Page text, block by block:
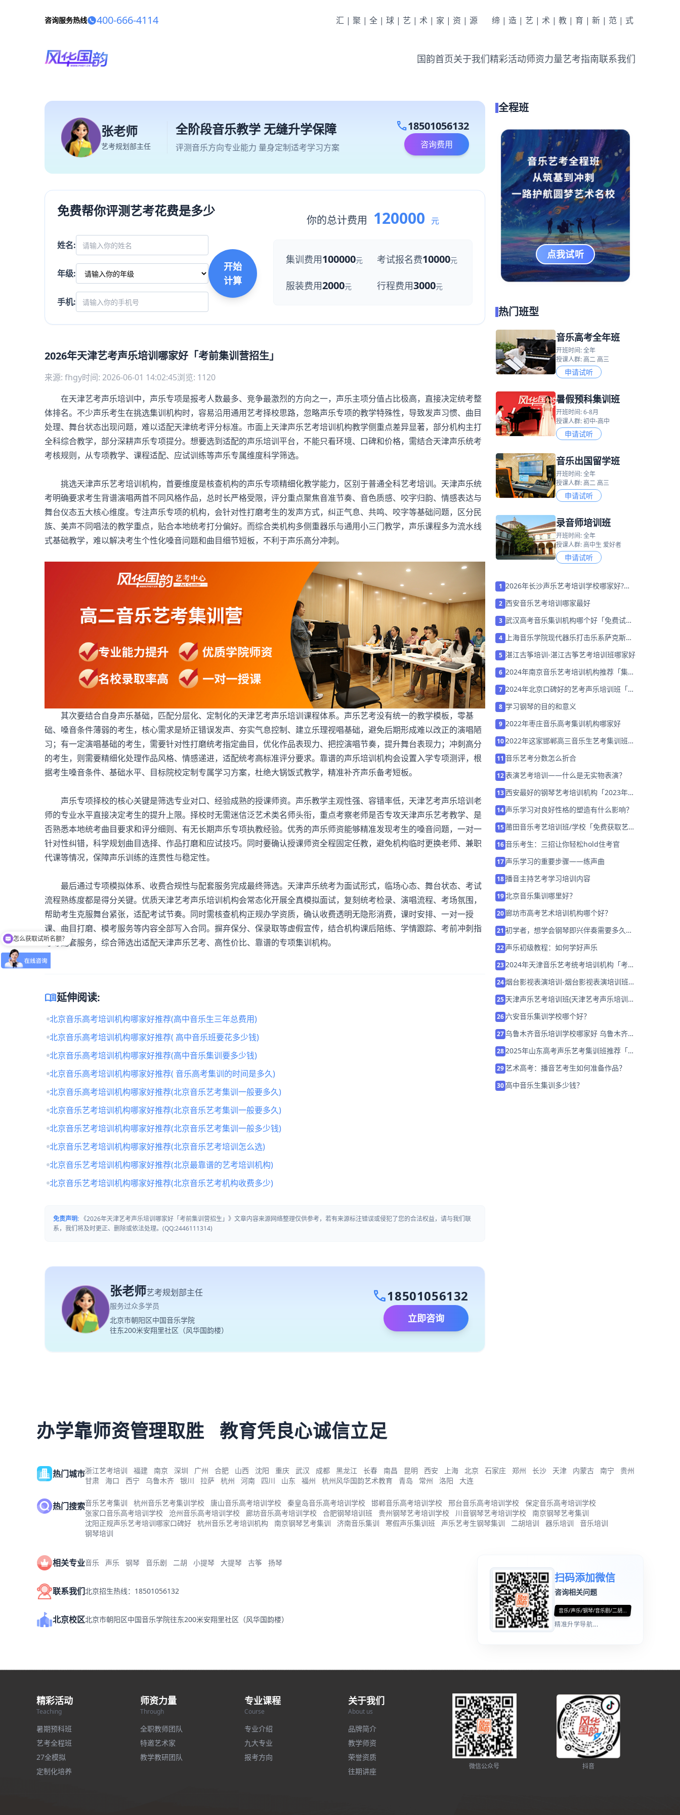
咨询服务热线 400-666-4114 汇|聚|全|球|艺|术|家|资|源 缔|造|艺|术|教|育|新|范|式
国韵首页关于我们精彩活动师资力量艺考指南联系我们
张老师
艺考规划部主任
全阶段音乐教学 无缝升学保障
评测音乐方向专业能力 量身定制适考学习方案
call18501056132
咨询费用
免费帮你评测艺考花费是多少
姓名:
年级:
手机:
开始
计算
你的总计费用 120000 元
集训费用100000元 考试报名费10000元
服装费用2000元 行程费用3000元
2026年天津艺考声乐培训哪家好「考前集训营招生」
来源: fhgy时间: 2026-06-01 14:02:45浏览: 1120
在天津艺考声乐培训中，声乐专项是报考人数最多、竞争最激烈的方向之一，声乐主项分值占比极高，直接决定统考整
体排名。不少声乐考生在挑选集训机构时，容易沿用通用艺考择校思路，忽略声乐专项的教学特殊性，导致发声习惯、曲目
处理、舞台状态出现问题，难以适配天津统考评分标准。市面上天津声乐艺考培训机构教学侧重点差异显著，部分机构主打
全科综合教学，部分深耕声乐专项提分。想要选到适配的声乐培训平台，不能只看环境、口碑和价格，需结合天津声乐统考
考核规则，从专项教学、课程适配、应试训练等声乐专属维度科学筛选。
挑选天津声乐艺考培训机构，首要维度是核查机构的声乐专项精细化教学能力，区别于普通全科艺考培训。天津声乐统
考明确要求考生背谱演唱两首不同风格作品，总时长严格受限，评分重点聚焦音准节奏、音色质感、咬字归韵、情感表达与
舞台仪态五大核心维度。专注声乐专项的机构，会针对性打磨考生的发声方式，纠正气息、共鸣、咬字等基础问题，区分民
族、美声不同唱法的教学重点，贴合本地统考打分偏好。而综合类机构多侧重器乐与通用小三门教学，声乐课程多为流水线
式基础教学，难以解决考生个性化嗓音问题和曲目细节短板，不利于声乐高分冲刺。
其次要结合自身声乐基础，匹配分层化、定制化的天津艺考声乐培训课程体系。声乐艺考没有统一的教学模板，零基
础、嗓音条件薄弱的考生，核心需求是矫正错误发声、夯实气息控制、建立乐理视唱基础，避免后期形成难以改正的演唱陋
习；有一定演唱基础的考生，需要针对性打磨统考指定曲目，优化作品表现力、把控演唱节奏，提升舞台表现力；冲刺高分
的考生，则需要精细化处理作品风格、情感递进，适配统考高标准评分要求。靠谱的声乐培训机构会设置入学专项测评，根
据考生嗓音条件、基础水平、目标院校定制专属学习方案，杜绝大锅饭式教学，精准补齐声乐备考短板。
声乐专项择校的核心关键是筛选专业对口、经验成熟的授课师资。声乐教学主观性强、容错率低，天津艺考声乐培训老
师的专业水平直接决定考生的提升上限。择校时无需迷信泛艺术类名师头衔，重点考察老师是否专攻天津声乐艺考教学、是
否熟悉本地统考曲目要求和评分细则、有无长期声乐专项执教经验。优秀的声乐师资能够精准发现考生的嗓音问题，一对一
针对性纠错，科学规划曲目选择、作品打磨和应试技巧。同时要确认授课师资全程固定任教，避免机构临时更换老师、兼职
代课等情况，保障声乐训练的连贯性与稳定性。
最后通过专项模拟体系、收费合规性与配套服务完成最终筛选。天津声乐统考为面试形式，临场心态、舞台状态、考试
流程熟练度都是得分关键。优质天津艺考声乐培训机构会常态化开展全真模拟面试，复刻统考检录、演唱流程、考场氛围，
帮助考生克服舞台紧张，适配考试节奏。同时需核查机构正规办学资质，确认收费透明无隐形消费，课时安排、一对一授
课、曲目打磨、模考服务等内容全部写入合同。摒弃保分、保录取等虚假宣传，结合机构课后陪练、学情跟踪、考前冲刺指
导等配套服务，综合筛选出适配天津声乐艺考、高性价比、靠谱的专项集训机构。
menu_book延伸阅读:
北京音乐高考培训机构哪家好推荐(高中音乐生三年总费用)
北京音乐高考培训机构哪家好推荐( 高中音乐班要花多少钱)
北京音乐高考培训机构哪家好推荐(高中音乐集训要多少钱)
北京音乐高考培训机构哪家好推荐( 音乐高考集训的时间是多久)
北京音乐高考培训机构哪家好推荐(北京音乐艺考集训一般要多久)
北京音乐艺考培训机构哪家好推荐(北京音乐艺考集训一般要多久)
北京音乐艺考培训机构哪家好推荐(北京音乐艺考集训一般多少钱)
北京音乐艺考培训机构哪家好推荐(北京音乐艺考培训怎么选)
北京音乐艺考培训机构哪家好推荐(北京最靠谱的艺考培训机构)
北京音乐艺考培训机构哪家好推荐(北京音乐艺考机构收费多少)
免责声明: 《2026年天津艺考声乐培训哪家好「考前集训营招生」》文章内容来源网络整理仅供参考，若有来源标注错误或侵犯了您的合法权益，请与我们联
系，我们将及时更正、删除或依法处理。(QQ:2446111314)
张老师艺考规划部主任
服务过众多学员
北京市朝阳区中国音乐学院
往东200米安翔里社区（风华国韵楼）
call18501056132
立即咨询
全程班
点我试听
热门班型
音乐高考全年班
开班时间: 全年
授课人群: 高二 高三
申请试听
暑假预科集训班
开班时间: 6-8月
授课人群: 初中-高中
申请试听
音乐出国留学班
开班时间: 全年
授课人群: 高二 高三
申请试听
录音师培训班
开班时间: 全年
授课人群: 高中生 爱好者
申请试听
1 2026年长沙声乐艺考培训学校哪家好?家
2 西安音乐艺考培训哪家最好
3 武汉高考音乐集训机构哪个好「免费试
4
上海音乐学院现代器乐打击乐系萨克斯管
5 湛江古筝培训-湛江古筝艺考培训班哪家好
6 2024年南京音乐艺考培训机构推荐「集训
7 2024年北京口碑好的艺考声乐培训班「集
8 学习钢琴的目的和意义
9 2022年枣庄音乐高考集训机构哪家好
102022年这家邯郸高三音乐生艺考集训班/
11 音乐艺考分数怎么折合
12表演艺考培训——什么是无实物表演？
13西安最好的钢琴艺考培训机构「2023年考
14 声乐学习对良好性格的塑造有什么影响？
15莆田音乐考艺培训班/学校「免费获取艺考
16音乐考生：三招让你轻松hold住考官
17 声乐学习的重要步骤——练声曲
18播音主持艺考学习培训内容
19北京音乐集训哪里好？
20 廊坊市高考艺术培训机构哪个好？
21 初学者，想学会钢琴即兴伴奏需要多久
22 声乐初级教程：如何学好声乐
232024年天津音乐艺考统考培训机构「考前
24烟台影视表演培训-烟台影视表演培训班哪
25 天津声乐艺考培训班(天津艺考声乐培训哪
26六安音乐集训学校哪个好？
27乌鲁木齐音乐培训学校哪家好 乌鲁木齐音
282025年山东高考声乐艺考集训班推荐「考
29艺术高考：播音艺考生如何准备作品？
30高中音乐生集训多少钱？
办学靠师资管理取胜 教育凭良心诚信立足
热门城市浙江艺考培训 福建 南京 深圳 广州 合肥 山西 沈阳 重庆 武汉 成都 黑龙江 长春 南昌 昆明 西安 上海 北京 石家庄 郑州 长沙 天津 内蒙古 南宁
贵州
甘肃
海口 西宁 乌鲁木齐 银川 拉萨 杭州 河南 四川 山东 福州 杭州风华国韵艺术教育 青岛 常州 洛阳 大连
热门搜索音乐艺考集训 杭州音乐艺考集训学校 唐山音乐高考培训学校 秦皇岛音乐高考培训学校 邯郸音乐高考培训学校 邢台音乐高考培训学校
保定音乐高考培训学校
张家口音乐高考培训学校
沧州音乐高考培训学校 廊坊音乐高考培训学校 合肥钢琴培训班 贵州钢琴艺考培训学校 川音钢琴艺考培训学校
南京钢琴艺考集训
沈阳正规声乐艺考培训哪家口碑好
杭州音乐艺考培训机构 南京钢琴艺考集训 济南音乐集训 寒假声乐集训班 声乐艺考生钢琴集训 二胡培训 器乐培训
音乐培训
钢琴培训
相关专业音乐 声乐 钢琴 音乐剧 二胡 小提琴 大提琴 古筝 扬琴
联系我们北京招生热线：18501056132
北京校区北京市朝阳区中国音乐学院往东200米安翔里社区（风华国韵楼）
扫码添加微信
咨询相关问题
音乐/声乐/钢琴/音乐剧/二胡...
精准升学导航...
精彩活动
Teaching
暑期预科班
艺考全程班
27全模拟
定制化培养
师资力量
Through
全职教师团队
特邀艺术家
教学教研团队
专业课程
Course
专业介绍
九大专业
报考方向
关于我们
About us
品牌简介
教学师资
荣誉资质
往期讲座
微信公众号 抖音
怎么获取试听名额？